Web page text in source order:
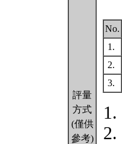
評量
方式
(僅供
參考)
No.
1.
2.
3.